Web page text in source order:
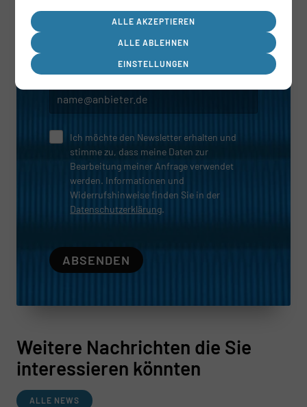
Welche Region interessiert sie?
E-Mail*
Ich möchte den Newsletter erhalten und
stimme zu, dass meine Daten zur
Bearbeitung meiner Anfrage verwendet
werden. Informationen und
Widerrufshinweise finden Sie in der
Datenschutzerklärung.
ABSENDEN
Weitere Nachrichten die Sie
interessieren könnten
ALLE NEWS
EINSTELLUNGEN
ALLE ABLEHNEN
ALLE AKZEPTIEREN